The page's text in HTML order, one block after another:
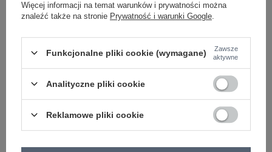
szary
ZALOGUJ SIĘ I ZOBACZ CENĘ
Masz pytanie? Chętnie pomożemy.
Zadzwoń+48 601 547 740 Zadaj pytanie
Więcej informacji na temat warunków i prywatności można
znaleźć także na stronie Prywatność i warunki Google
Funkcjonalne pliki cookie (wymagane)
Zawsze
aktywne
Analityczne pliki cookie
Reklamowe pliki cookie